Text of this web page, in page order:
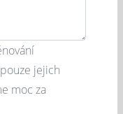
jejich
moc za